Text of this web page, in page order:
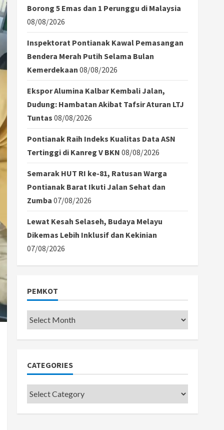
Borong 5 Emas dan 1 Perunggu di Malaysia
08/08/2026
Inspektorat Pontianak Kawal Pemasangan
Bendera Merah Putih Selama Bulan
Kemerdekaan 08/08/2026
Ekspor Alumina Kalbar Kembali Jalan,
Dudung: Hambatan Akibat Tafsir Aturan LTJ
Tuntas 08/08/2026
Pontianak Raih Indeks Kualitas Data ASN
Tertinggi di Kanreg V BKN 08/08/2026
Semarak HUT RI ke-81, Ratusan Warga
Pontianak Barat Ikuti Jalan Sehat dan
Zumba 07/08/2026
Lewat Kesah Selaseh, Budaya Melayu
Dikemas Lebih Inklusif dan Kekinian
07/08/2026
PEMKOT
Pemkot
CATEGORIES
Categories